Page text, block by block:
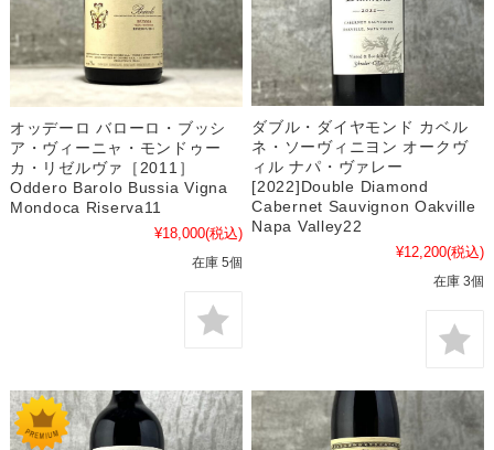
オッデーロ バローロ・ブッシ
ア・ヴィーニャ・モンドゥー
カ・リゼルヴァ［2011］
Oddero Barolo Bussia Vigna
Mondoca Riserva11
¥18,000(税込)
在庫 5個
ダブル・ダイヤモンド カベル
ネ・ソーヴィニヨン オークヴ
ィル ナパ・ヴァレー
[2022]Double Diamond
Cabernet Sauvignon Oakville
Napa Valley22
¥12,200(税込)
在庫 3個